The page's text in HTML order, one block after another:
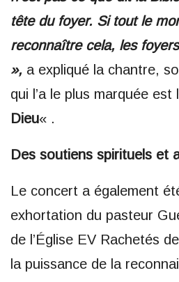
tête du foyer. Si tout le
reconnaître cela, les
», a expliqué la chantre,
qui l’a le plus marquée est
Dieu« .
Des soutiens spirituels et
Le concert a également
exhortation du pasteur
de l’Église EV Rachetés
la puissance de la